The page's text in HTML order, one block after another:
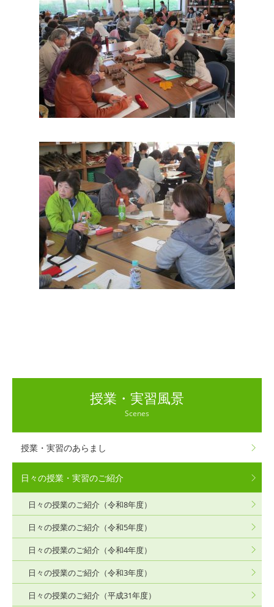
授業・実習風景
Scenes
授業・実習のあらまし
日々の授業・実習のご紹介
日々の授業のご紹介（令和8年度）
日々の授業のご紹介（令和5年度）
日々の授業のご紹介（令和4年度）
日々の授業のご紹介（令和3年度）
日々の授業のご紹介（平成31年度）